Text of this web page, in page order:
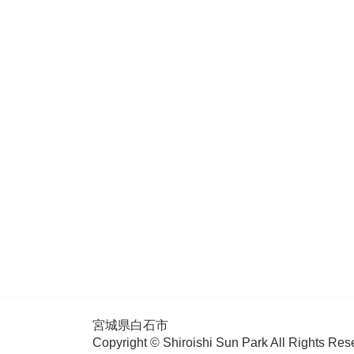
宮城県白石市
Copyright © Shiroishi Sun Park All Rights